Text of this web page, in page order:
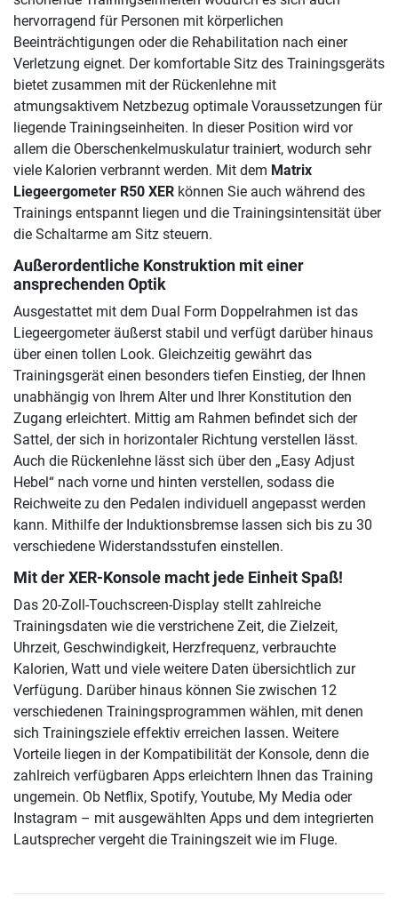
hervorragend für Personen mit körperlichen
Beeinträchtigungen oder die Rehabilitation nach einer
Verletzung eignet. Der komfortable Sitz des Trainingsgeräts
bietet zusammen mit der Rückenlehne mit
atmungsaktivem Netzbezug optimale Voraussetzungen für
liegende Trainingseinheiten. In dieser Position wird vor
allem die Oberschenkelmuskulatur trainiert, wodurch sehr
viele Kalorien verbrannt werden. Mit dem Matrix
Liegeergometer R50 XER können Sie auch während des
Trainings entspannt liegen und die Trainingsintensität über
die Schaltarme am Sitz steuern.
Außerordentliche Konstruktion mit einer
ansprechenden Optik
Ausgestattet mit dem Dual Form Doppelrahmen ist das
Liegeergometer äußerst stabil und verfügt darüber hinaus
über einen tollen Look. Gleichzeitig gewährt das
Trainingsgerät einen besonders tiefen Einstieg, der Ihnen
unabhängig von Ihrem Alter und Ihrer Konstitution den
Zugang erleichtert. Mittig am Rahmen befindet sich der
Sattel, der sich in horizontaler Richtung verstellen lässt.
Auch die Rückenlehne lässt sich über den „Easy Adjust
Hebel“ nach vorne und hinten verstellen, sodass die
Reichweite zu den Pedalen individuell angepasst werden
kann. Mithilfe der Induktionsbremse lassen sich bis zu 30
verschiedene Widerstandsstufen einstellen.
Mit der XER-Konsole macht jede Einheit Spaß!
Das 20-Zoll-Touchscreen-Display stellt zahlreiche
Trainingsdaten wie die verstrichene Zeit, die Zielzeit,
Uhrzeit, Geschwindigkeit, Herzfrequenz, verbrauchte
Kalorien, Watt und viele weitere Daten übersichtlich zur
Verfügung. Darüber hinaus können Sie zwischen 12
verschiedenen Trainingsprogrammen wählen, mit denen
sich Trainingsziele effektiv erreichen lassen. Weitere
Vorteile liegen in der Kompatibilität der Konsole, denn die
zahlreich verfügbaren Apps erleichtern Ihnen das Training
ungemein. Ob Netflix, Spotify, Youtube, My Media oder
Instagram – mit ausgewählten Apps und dem integrierten
Lautsprecher vergeht die Trainingszeit wie im Fluge.